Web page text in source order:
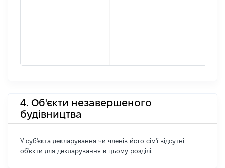
4. Об'єкти незавершеного
будівництва
У суб'єкта декларування чи членів його сім'ї відсутні
об'єкти для декларування в цьому розділі.